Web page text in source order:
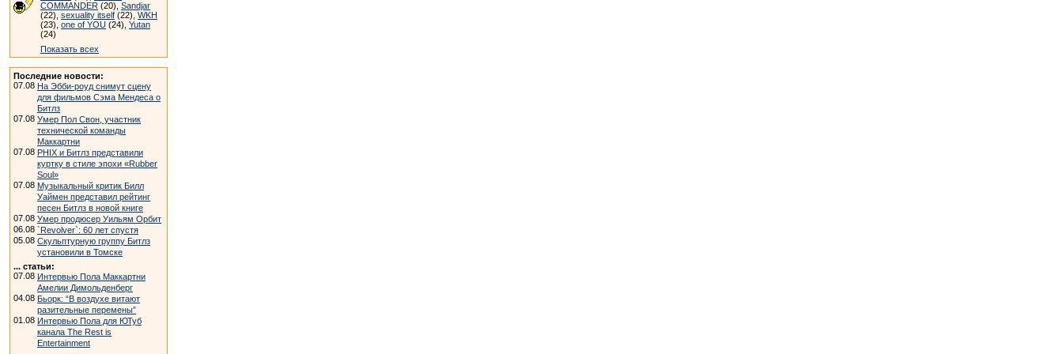
COMMANDER (20), Sandjar
(22), sexuality itself (22), WKH
(23), one of YOU (24), Yutan
(24)
Показать всех
Последние новости:
07.08 На Эбби-роуд снимут сцену
для фильмов Сэма Мендеса о
Битлз
07.08 Умер Пол Свон, участник
технической команды
Маккартни
07.08 PHIX и Битлз представили
куртку в стиле эпохи «Rubber
Soul»
07.08 Музыкальный критик Билл
Уаймен представил рейтинг
песен Битлз в новой книге
07.08 Умер продюсер Уильям Орбит
06.08 `Revolver`: 60 лет спустя
05.08 Скульптурную группу Битлз
установили в Томске
... статьи:
07.08 Интервью Пола Маккартни
Амелии Димольденберг
04.08 Бьорк: “В воздухе витают
разительные перемены”
01.08 Интервью Пола для ЮТуб
канала The Rest is
Entertainment